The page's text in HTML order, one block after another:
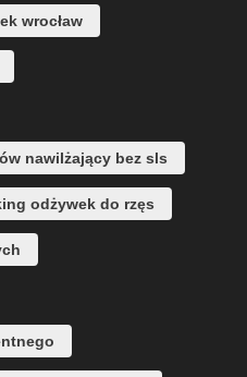
wrocław
nawilżający bez sls
odżywek do rzęs